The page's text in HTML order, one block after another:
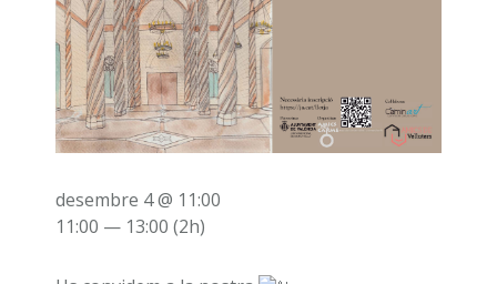
desembre 4 @ 11:00
11:00 — 13:00 (2h)